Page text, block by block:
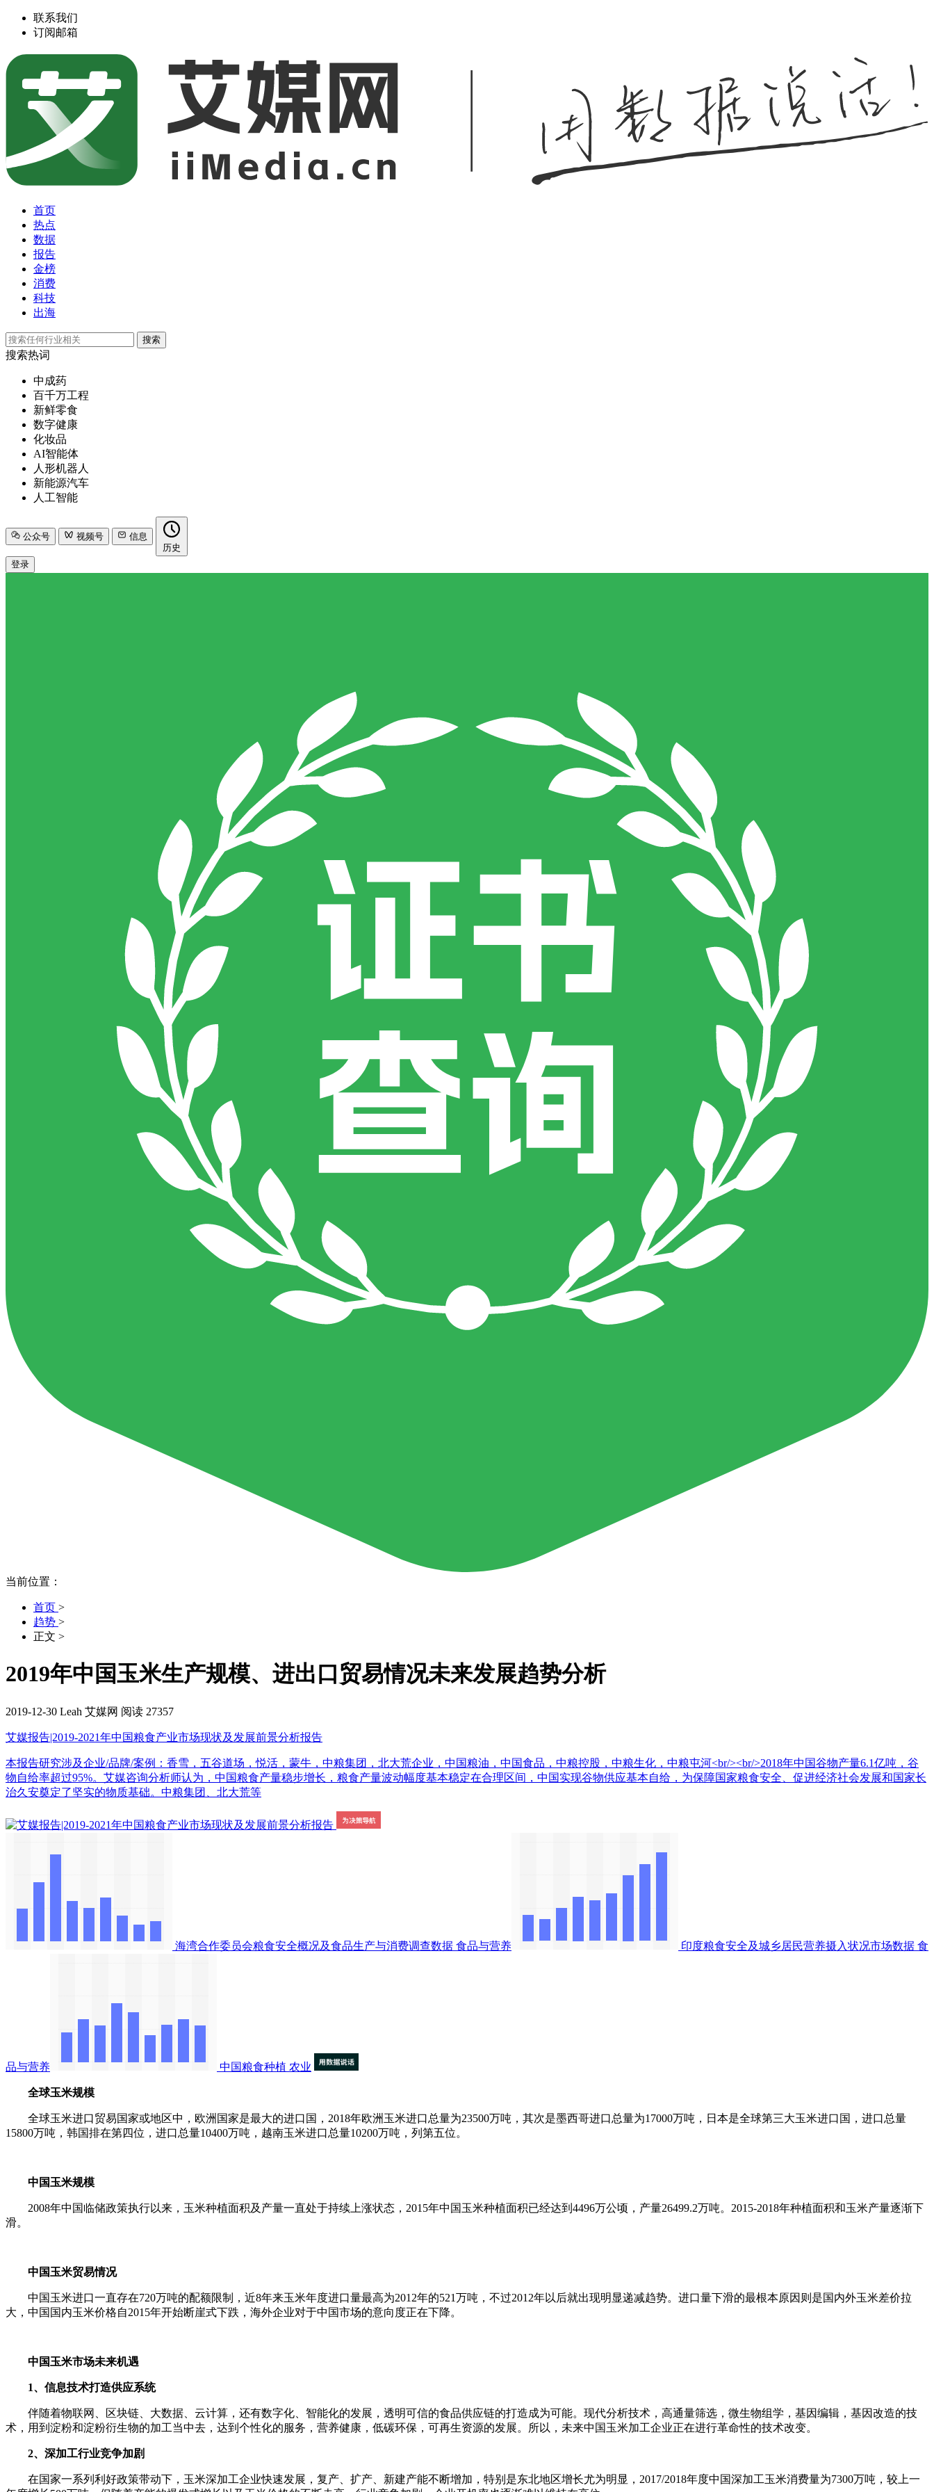
联系我们
订阅邮箱
首页
热点
数据
报告
金榜
消费
科技
出海
搜索
搜索热词
中成药
百千万工程
新鲜零食
数字健康
化妆品
AI智能体
人形机器人
新能源汽车
人工智能
公众号 视频号
信息
历史
登录
当前位置：
首页 >
趋势 >
正文 >
2019年中国玉米生产规模、进出口贸易情况未来发展趋势分析
2019-12-30 Leah 艾媒网 阅读 27357
艾媒报告|2019-2021年中国粮食产业市场现状及发展前景分析报告
本报告研究涉及企业/品牌/案例：香雪，五谷道场，悦活，蒙牛，中粮集团，北大荒企业，中国粮油，中国食品，中粮控股，中粮生化，中粮屯河<br/><br/>2018年中国谷物产量6.1亿吨，谷
物自给率超过95%。艾媒咨询分析师认为，中国粮食产量稳步增长，粮食产量波动幅度基本稳定在合理区间，中国实现谷物供应基本自给，为保障国家粮食安全、促进经济社会发展和国家长
治久安奠定了坚实的物质基础。中粮集团、北大荒等
海湾合作委员会粮食安全概况及食品生产与消费调查数据 食品与营养 印度粮食安全及城乡居民营养摄入状况市场数据 食
品与营养 中国粮食种植 农业
全球玉米规模
全球玉米进口贸易国家或地区中，欧洲国家是最大的进口国，2018年欧洲玉米进口总量为23500万吨，其次是墨西哥进口总量为17000万吨，日本是全球第三大玉米进口国，进口总量
15800万吨，韩国排在第四位，进口总量10400万吨，越南玉米进口总量10200万吨，列第五位。
中国玉米规模
2008年中国临储政策执行以来，玉米种植面积及产量一直处于持续上涨状态，2015年中国玉米种植面积已经达到4496万公顷，产量26499.2万吨。2015-2018年种植面积和玉米产量逐渐下
滑。
中国玉米贸易情况
中国玉米进口一直存在720万吨的配额限制，近8年来玉米年度进口量最高为2012年的521万吨，不过2012年以后就出现明显递减趋势。进口量下滑的最根本原因则是国内外玉米差价拉
大，中国国内玉米价格自2015年开始断崖式下跌，海外企业对于中国市场的意向度正在下降。
中国玉米市场未来机遇
1、信息技术打造供应系统
伴随着物联网、区块链、大数据、云计算，还有数字化、智能化的发展，透明可信的食品供应链的打造成为可能。现代分析技术，高通量筛选，微生物组学，基因编辑，基因改造的技
术，用到淀粉和淀粉衍生物的加工当中去，达到个性化的服务，营养健康，低碳环保，可再生资源的发展。所以，未来中国玉米加工企业正在进行革命性的技术改变。
2、深加工行业竞争加剧
在国家一系列利好政策带动下，玉米深加工企业快速发展，复产、扩产、新建产能不断增加，特别是东北地区增长尤为明显，2017/2018年度中国深加工玉米消费量为7300万吨，较上一